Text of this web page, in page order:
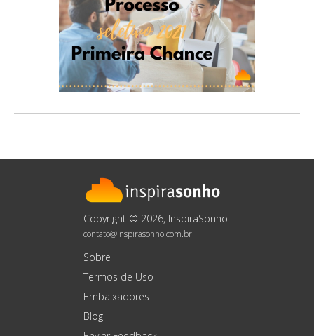
Copyright © 2026, InspiraSonho
contato@inspirasonho.com.br
Sobre
Termos de Uso
Embaixadores
Blog